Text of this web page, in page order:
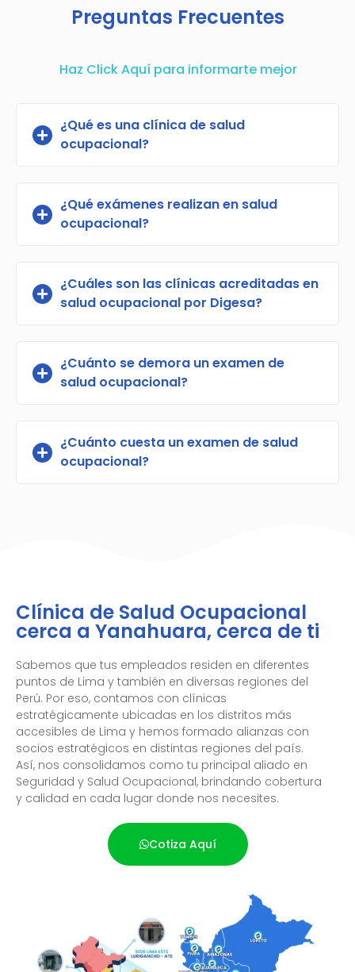
Preguntas Frecuentes
Haz Click Aquí para informarte mejor
¿Qué es una clínica de salud
ocupacional?
¿Qué exámenes realizan en salud
ocupacional?
¿Cuáles son las clínicas acreditadas en
salud ocupacional por Digesa?
¿Cuánto se demora un examen de
salud ocupacional?
¿Cuánto cuesta un examen de salud
ocupacional?
Clínica de Salud Ocupacional
cerca a Yanahuara, cerca de ti
Sabemos que tus empleados residen en diferentes
puntos de Lima y también en diversas regiones del
Perú. Por eso, contamos con clínicas
estratégicamente ubicadas en los distritos más
accesibles de Lima y hemos formado alianzas con
socios estratégicos en distintas regiones del país.
Así, nos consolidamos como tu principal aliado en
Seguridad y Salud Ocupacional, brindando cobertura
y calidad en cada lugar donde nos necesites.
Cotiza Aquí